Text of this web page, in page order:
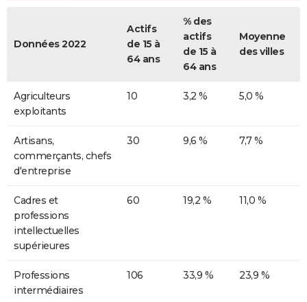
Données 2022
Actifs
de 15 à
64 ans
% des
actifs
de 15 à
64 ans
Moyenne
des villes
Agriculteurs
exploitants
10 3,2 % 5,0 %
Artisans,
commerçants, chefs
d'entreprise
30 9,6 % 7,7 %
Cadres et
professions
intellectuelles
supérieures
60 19,2 % 11,0 %
Professions
intermédiaires
106 33,9 % 23,9 %